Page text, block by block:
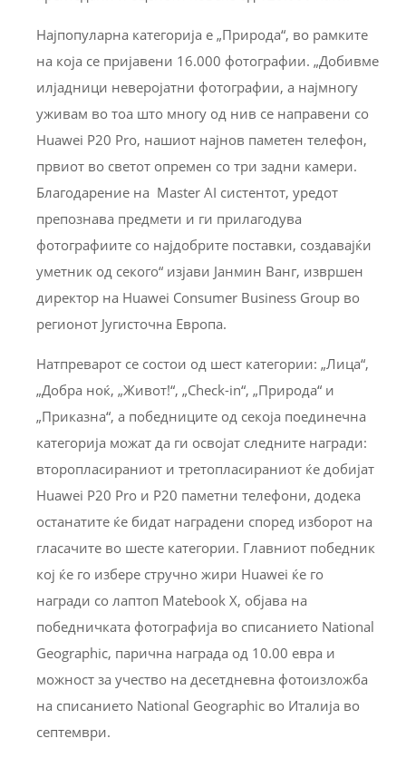
Најпопуларна категорија е „Природа“, во рамките
на која се пријавени 16.000 фотографии. „Добивме
илјадници неверојатни фотографии, а најмногу
уживам во тоа што многу од нив се направени со
Huawei P20 Pro, нашиот најнов паметен телефон,
првиот во светот опремен со три задни камери.
Благодарение на Master AI систентот, уредот
препознава предмети и ги прилагодува
фотографиите со најдобрите поставки, создавајќи
уметник од секого“ изјави Јанмин Ванг, извршен
директор на Huawei Consumer Business Group во
регионот Југисточна Европа.
Натпреварот се состои од шест категории: „Лица“,
„Добра ноќ, „Живот!“, „Check-in“, „Природа“ и
„Приказна“, а победниците од секоја поединечна
категорија можат да ги освојат следните награди:
второпласираниот и третопласираниот ќе добијат
Huawei P20 Pro и P20 паметни телефони, додека
останатите ќе бидат наградени според изборот на
гласачите во шесте категории. Главниот победник
кој ќе го избере стручно жири Huawei ќе го
награди со лаптоп Matebook X, објава на
победничката фотографија во списанието National
Geographic, парична награда од 10.00 евра и
можност за учество на десетдневна фотоизложба
на списанието National Geographic во Италија во
септември.